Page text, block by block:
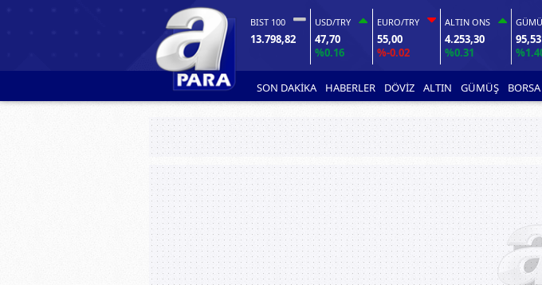
BIST 100
13.798,82
USD/TRY
47,70
%0.16
EURO/TRY
55,00
%-0.02
ALTIN ONS
4.253,30
%0.31
95,53
SON DAKİKA HABERLER DÖVİZ ALTIN GÜMÜŞ BORSA